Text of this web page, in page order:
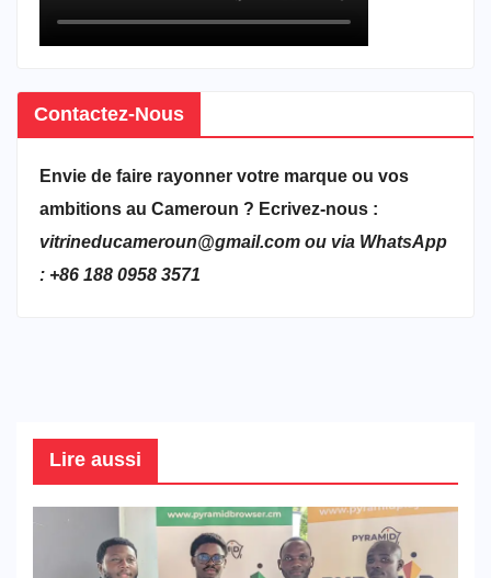
Contactez-Nous
Envie de faire rayonner votre marque ou vos
ambitions au Cameroun ? Ecrivez-nous :
vitrineducameroun@gmail.com ou via WhatsApp
: +86 188 0958 3571
Lire aussi